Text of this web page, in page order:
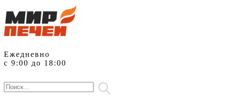
Ежедневно
с 9:00 до 18:00